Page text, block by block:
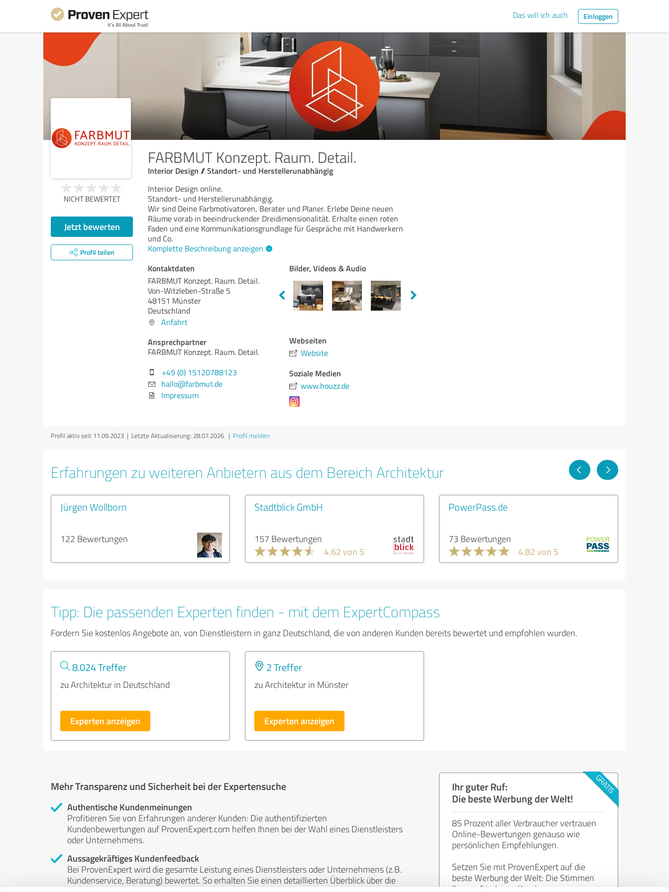
Das will ich auch Einloggen
FARBMUT Konzept. Raum. Detail.
Interior Design // Standort- und Herstellerunabhängig
NICHT BEWERTET
Jetzt bewerten
Profil teilen
Interior Design online.
Standort- und Herstellerunabhängig.
Wir sind Deine Farbmotivatoren, Berater und Planer. Erlebe Deine neuen
Räume vorab in beeindruckender Dreidimensionalität. Erhalte einen roten
Faden und eine Kommunikationsgrundlage für Gespräche mit Handwerkern
und Co.
Komplette Beschreibung anzeigen
Kontaktdaten
FARBMUT Konzept. Raum. Detail.
Von-Witzleben-Straße 5
48151 Münster
Deutschland
Anfahrt
Ansprechpartner
FARBMUT Konzept. Raum. Detail.
+49 (0) 15120788123
hallo@farbmut.de
Impressum
Bilder, Videos & Audio
Webseiten
Website
Soziale Medien
www.houzz.de
Profil aktiv seit 11.09.2023 | Letzte Aktualisierung: 28.07.2026 | Profil melden
Erfahrungen zu weiteren Anbietern aus dem Bereich Architektur
Jürgen Wollborn
122 Bewertungen
Stadtblick GmbH
157 Bewertungen
4.62 von 5
PowerPass.de
73 Bewertungen
4.82 von 5
Tipp: Die passenden Experten finden - mit dem ExpertCompass
Fordern Sie kostenlos Angebote an, von Dienstleistern in ganz Deutschland, die von anderen Kunden bereits bewertet und empfohlen wurden.
8.024 Treffer
zu Architektur in Deutschland
Experten anzeigen
2 Treffer
zu Architektur in Münster
Experten anzeigen
Mehr Transparenz und Sicherheit bei der Expertensuche
Authentische Kundenmeinungen
Profitieren Sie von Erfahrungen anderer Kunden: Die authentifizierten
Kundenbewertungen auf ProvenExpert.com helfen Ihnen bei der Wahl eines Dienstleisters
oder Unternehmens.
Aussagekräftiges Kundenfeedback
Bei ProvenExpert wird die gesamte Leistung eines Dienstleisters oder Unternehmens (z.B.
Kundenservice, Beratung) bewertet. So erhalten Sie einen detaillierten Überblick über die
Ihr guter Ruf:
Die beste Werbung der Welt!
85 Prozent aller Verbraucher vertrauen
Online-Bewertungen genauso wie
persönlichen Empfehlungen.
Setzen Sie mit ProvenExpert auf die
beste Werbung der Welt: Die Stimmen
Ihrer zufriedenen Kunden.